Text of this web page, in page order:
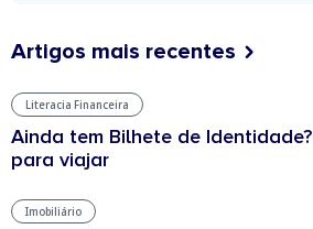
Artigos mais recentes
Literacia Financeira
Ainda tem Bilhete de
para viajar
Imobiliário